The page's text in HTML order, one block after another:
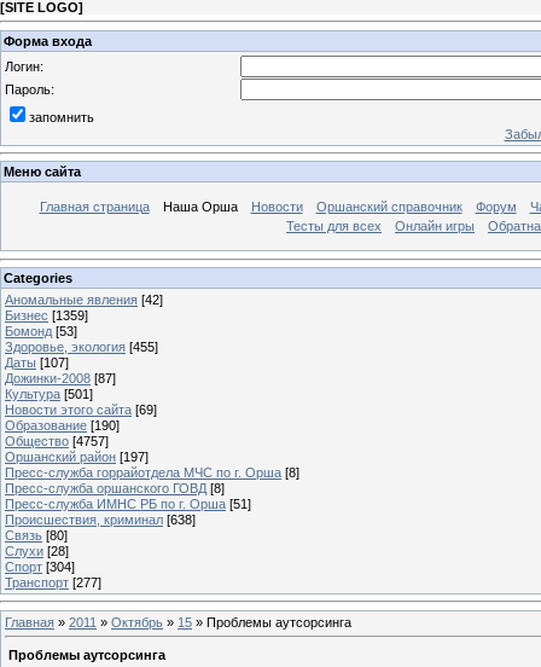
[SITE LOGO]
Форма входа
Логин:
Пароль:
запомнить
Меню сайта
Главная страница Наша Орша Новости Оршанский справочник Форум
Тесты для всех
Онлайн игры
Categories
Аномальные явления [42]
Бизнес [1359]
Бомонд [53]
Здоровье, экология [455]
Даты [107]
Дожинки-2008 [87]
Культура [501]
Новости этого сайта [69]
Образование [190]
Общество [4757]
Оршанский район [197]
Пресс-служба горрайотдела МЧС по г. Орша [8]
Пресс-служба оршанского ГОВД [8]
Пресс-служба ИМНС РБ по г. Орша [51]
Проиcшествия, криминал [638]
Связь [80]
Слухи [28]
Спорт [304]
Транспорт [277]
Главная » 2011 » Октябрь » 15 » Проблемы аутсорсинга
Проблемы аутсорсинга